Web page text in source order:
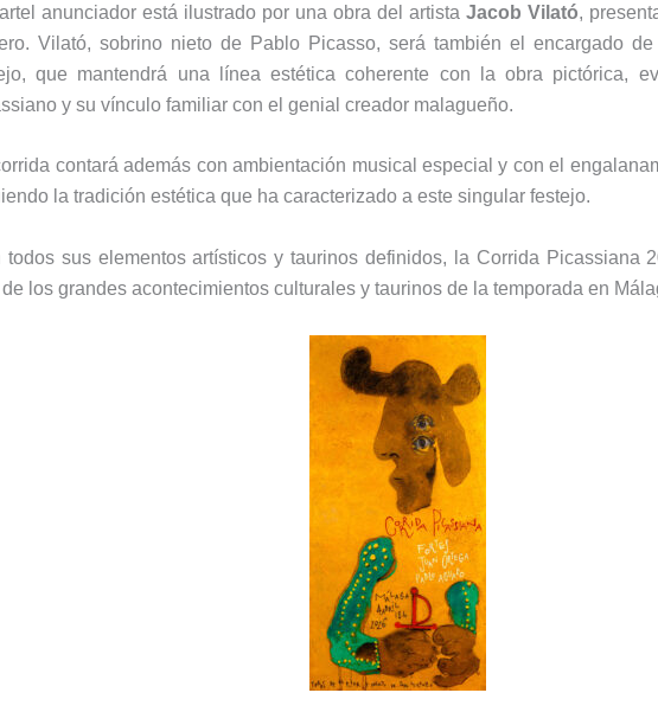
anunciador está ilustrado por una obra del artista Jacob Vilató,
Vilató, sobrino nieto de
Pablo Picasso, será también el encargado de
que mantendrá una línea estética coherente con la obra pictórica,
y su vínculo familiar con el genial creador malagueño.
contará además con ambientación musical especial y con el
la tradición estética que ha caracterizado a este singular festejo.
todos sus elementos artísticos y taurinos definidos, la Corrida Picassiana
los grandes acontecimientos culturales y taurinos de la temporada en